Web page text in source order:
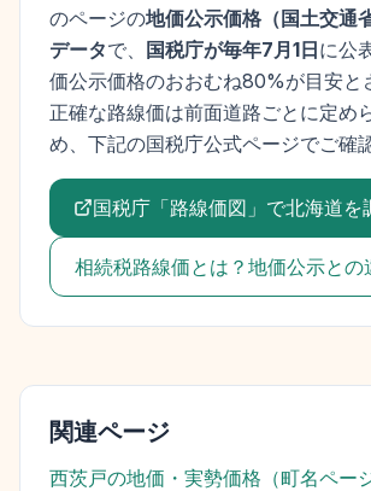
のページの地価公示価格 （ 国土交通
データで、 国税庁が毎年7月1日に公
価公示価格のおおむね80%が目安と
正確な路線価は前面道路ごとに定め
め、下記の国税庁公式ページでご確
国税庁「路線価図」で北海道を
相続税路線価とは？地価公示との
関連ページ
西茨戸の地価・実勢価格（町名ページ